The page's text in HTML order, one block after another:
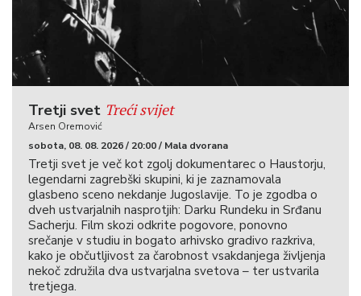
Tretji svet Treći svijet
Arsen Oremović
sobota, 08. 08. 2026 / 20:00 / Mala dvorana
Tretji svet je več kot zgolj dokumentarec o Haustorju,
legendarni zagrebški skupini, ki je zaznamovala
glasbeno sceno nekdanje Jugoslavije. To je zgodba o
dveh ustvarjalnih nasprotjih: Darku Rundeku in Srđanu
Sacherju. Film skozi odkrite pogovore, ponovno
srečanje v studiu in bogato arhivsko gradivo razkriva,
kako je občutljivost za čarobnost vsakdanjega življenja
nekoč združila dva ustvarjalna svetova – ter ustvarila
tretjega.